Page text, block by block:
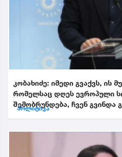
კობახიძე: იმედი გვაქვს, ის
რომელსაც დღეს ევროპული
შემობრუნდება, ჩვენ გვინდა
შემობრუნებული
პოლიტიკა